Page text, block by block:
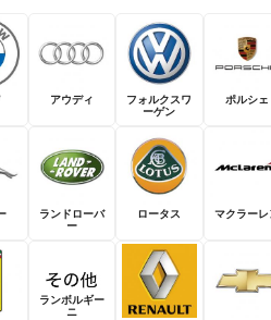
アウディ
フォルクスワ
ーゲン
ポルシェ
ランドローバ
ー
ロータス マクラーレ
ランボルギー
ニ